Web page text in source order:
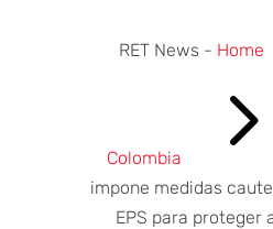
RET News - Home
Colombia 5
impone medidas
EPS para proteger